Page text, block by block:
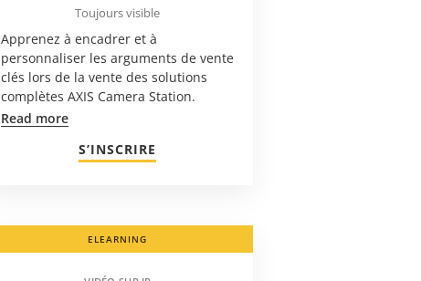
Toujours visible
Apprenez à encadrer et à
personnaliser les arguments de vente
clés lors de la vente des solutions
complètes AXIS Camera Station.
Read more
S’INSCRIRE
ELEARNING